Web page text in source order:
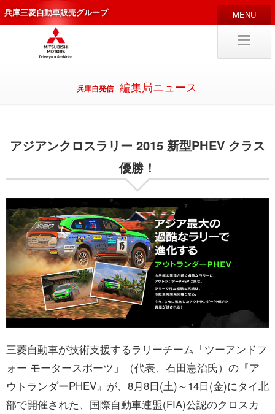
兵庫三菱自動車販売グループ
HOME 販売店
新車 中古・カスタム車
採用情報 キャリア採用
試乗予約 入庫予約
お問い合わせ
兵庫自発信 編集局ニュース
アジアンクロスラリー 2015 新型PHEV クラス
優勝！
三菱自動車が技術支援するラリーチーム「ツーアンドフ
ォー モータースポーツ」（代表、石田憲治氏）の『ア
ウトランダーPHEV』が、8月8日(土)～14日(金)にタイ北
部で開催された、国際自動車連盟(FIA)公認のクロスカ